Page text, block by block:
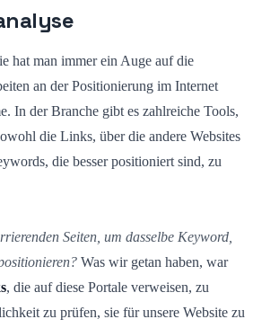
hat man immer ein Auge auf die
an der Positionierung im Internet
In der Branche gibt es zahlreiche Tools,
die Links, über die andere Websites
die besser positioniert sind, zu
Seiten, um dasselbe Keyword,
Was wir getan haben, war
, die auf diese Portale verweisen, zu
zu prüfen, sie für unsere Website zu